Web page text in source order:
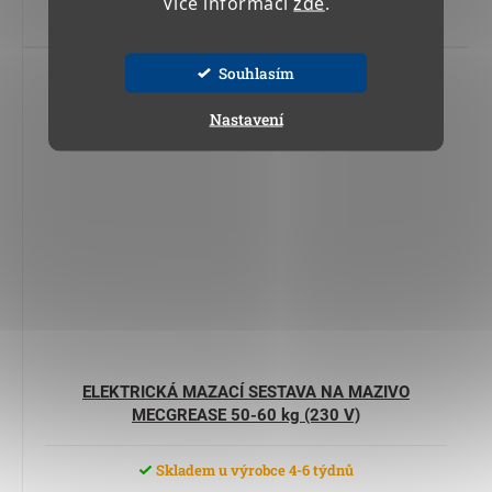
Souhlasím
Nastavení
ELEKTRICKÁ MAZACÍ SESTAVA NA MAZIVO
MECGREASE 50-60 kg (230 V)
Skladem u výrobce 4-6 týdnů